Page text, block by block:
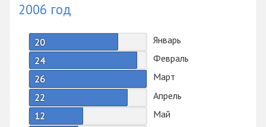
2006 год
20
Январь
24
Февраль
26
Март
22
Апрель
12
Май